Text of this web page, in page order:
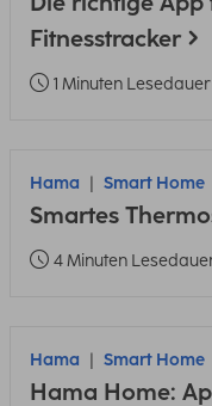
Fitnesstracker
1 Minuten Lesedauer
Hama Smart Home
Smartes
4 Minuten
Hama Smart Home
Hama Home: